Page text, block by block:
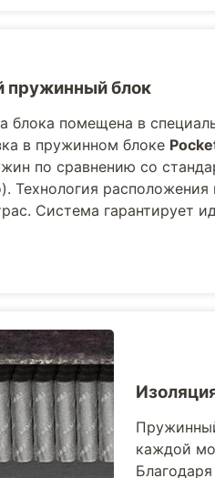
пружинный блок
блока помещена в
в пружинном блоке
по сравнению со
Технология
Система гарантирует
каждой
Благодаря